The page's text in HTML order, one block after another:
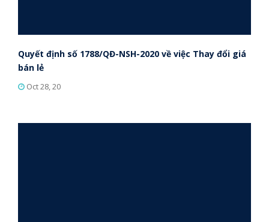
Quyết định số 1788/QĐ-NSH-2020 về việc Thay đổi giá
bán lẻ
Oct 28, 20